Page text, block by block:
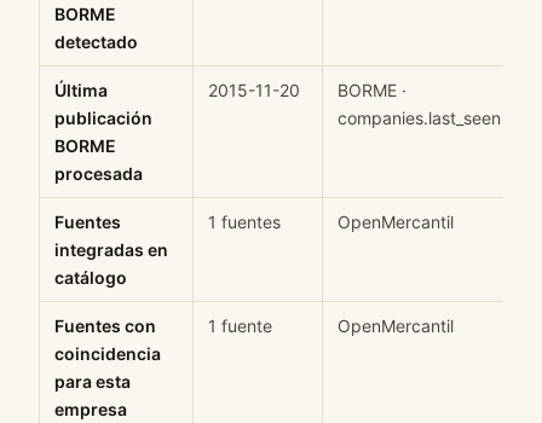
BORME
detectado
Última
publicación
BORME
procesada
2015-11-20
BORME ·
companies.last_seen
Fuentes
integradas en
catálogo
1 fuentes OpenMercantil
Fuentes con
coincidencia
para esta
empresa
1 fuente OpenMercantil